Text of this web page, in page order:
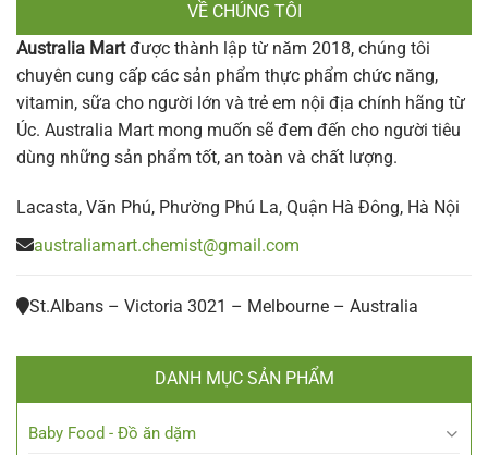
VỀ CHÚNG TÔI
Australia Martđược thành lập từ năm 2018, chúng tôi
chuyên cung cấp các sản phẩm thực phẩm chức năng,
vitamin, sữa cho người lớn và trẻ em nội địa chính hãng từ
Úc. Australia Mart mong muốn sẽ đem đến cho người tiêu
dùng những sản phẩm tốt, an toàn và chất lượng.
Lacasta, Văn Phú, Phường Phú La, Quận Hà Đông, Hà Nội
australiamart.chemist@gmail.com
St.Albans – Victoria 3021 – Melbourne – Australia
DANH MỤC SẢN PHẨM
Baby Food - Đồ ăn dặm